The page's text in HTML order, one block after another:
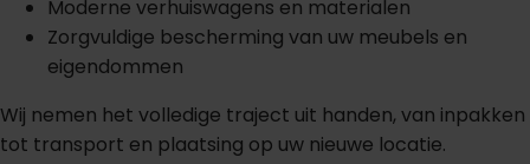
Moderne verhuiswagens en materialen
Zorgvuldige bescherming van uw meubels en
eigendommen
Wij nemen het volledige traject uit handen, van inpakken
tot transport en plaatsing op uw nieuwe locatie.